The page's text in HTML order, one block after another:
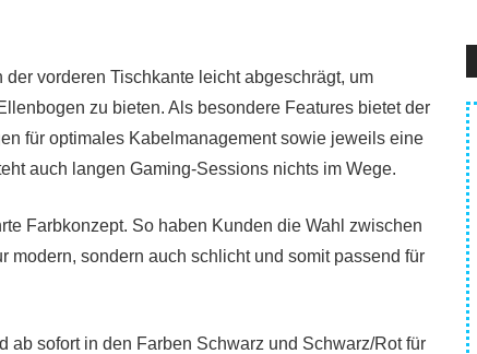
vorderen Tischkante leicht abgeschrägt, um
zu bieten. Als besondere Features bietet der
für optimales Kabelmanagement sowie jeweils eine
auch langen Gaming-Sessions nichts im Wege.
Farbkonzept. So haben Kunden die Wahl zwischen
modern, sondern auch schlicht und somit passend für
ab sofort in den Farben Schwarz und Schwarz/Rot für